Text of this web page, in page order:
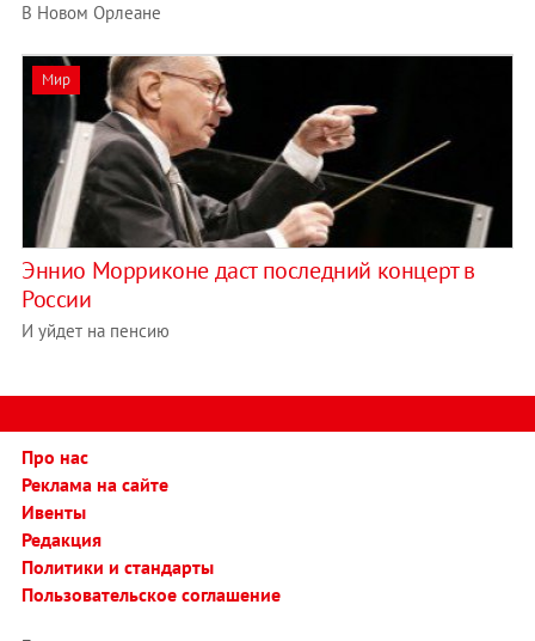
В Новом Орлеане
Мир
Эннио Морриконе даст последний концерт в
России
И уйдет на пенсию
Про нас
Реклама на сайте
Ивенты
Редакция
Политики и стандарты
Пользовательское соглашение